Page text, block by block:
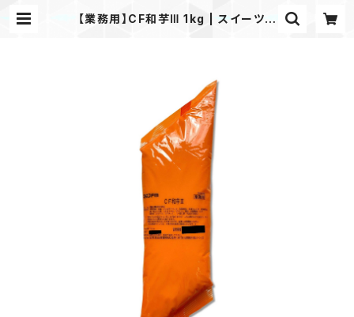
【業務用】CF和芋Ⅲ 1kg | スイーツプ